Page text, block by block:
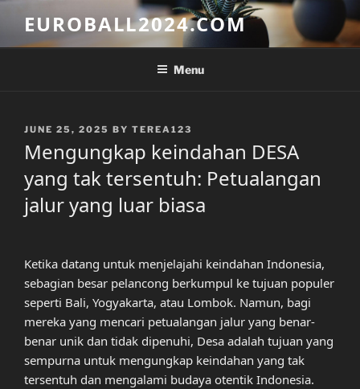
content
EUROBALL2024.COM
Menu
POSTED
JUNE 25, 2025 BY TEREA123
Mengungkap keindahan DESA
yang tak tersentuh: Petualangan
jalur yang luar biasa
Ketika datang untuk menjelajahi keindahan Indonesia,
sebagian besar pelancong berkumpul ke tujuan populer
seperti Bali, Yogyakarta, atau Lombok. Namun, bagi
mereka yang mencari petualangan jalur yang benar-
benar unik dan tidak dipenuhi, Desa adalah tujuan yang
sempurna untuk mengungkap keindahan yang tak
tersentuh dan mengalami budaya otentik Indonesia.